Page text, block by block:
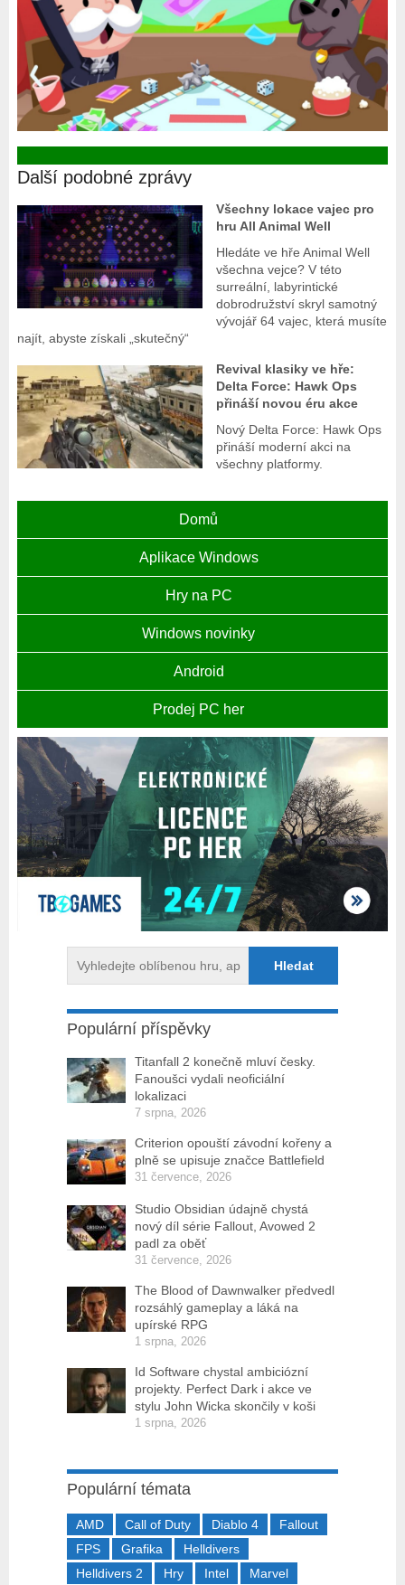
Další podobné zprávy
Všechny lokace vajec pro
hru All Animal Well
Hledáte ve hře Animal Well
všechna vejce? V této
surreální, labyrintické
dobrodružství skryl samotný
vývojář 64 vajec, která musíte
najít, abyste získali „skutečný“
Revival klasiky ve hře:
Delta Force: Hawk Ops
přináší novou éru akce
Nový Delta Force: Hawk Ops
přináší moderní akci na
všechny platformy.
Domů
Aplikace Windows
Hry na PC
Windows novinky
Android
Prodej PC her
Populární příspěvky
Titanfall 2 konečně mluví česky.
Fanoušci vydali neoficiální
lokalizaci
7 srpna, 2026
Criterion opouští závodní kořeny a
plně se upisuje značce Battlefield
31 července, 2026
Studio Obsidian údajně chystá
nový díl série Fallout, Avowed 2
padl za oběť
31 července, 2026
The Blood of Dawnwalker předvedl
rozsáhlý gameplay a láká na
upírské RPG
1 srpna, 2026
Id Software chystal ambiciózní
projekty. Perfect Dark i akce ve
stylu John Wicka skončily v koši
1 srpna, 2026
Populární témata
AMD Call of Duty Diablo 4
Fallout
FPS
Grafika
Helldivers
Helldivers 2
Hry Intel
Marvel